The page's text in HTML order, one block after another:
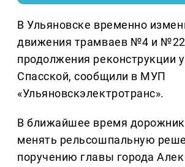
В Ульяновске временно
движения трамваев №4 и №22
продолжения реконструкции
Спасской, сообщили в МУП
«Ульяновскэлектротранс».
В ближайшее время
менять рельсошпальную
поручению главы города